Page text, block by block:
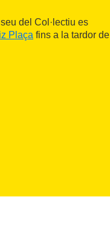
del Col·lectiu es
Plaça fins a la tardor de